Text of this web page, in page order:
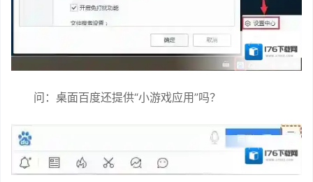
问：桌面百度还提供“小游戏应用”吗？